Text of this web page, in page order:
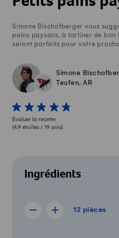
Simone Bischofberger vous
pains paysans, à tartiner de bon
seront parfaits pour votre
Simone
Teufen, AR
1 von 5 étoiles
2 von 5 étoiles
3 von 5 étoiles
4 von 5 étoiles
5 von 5 étoiles
Évaluer la recette
(4.9 étoiles / 19 avis)
Ingrédients
12 pièces
Afficher la recette de 11
Afficher la recette
12 pièces